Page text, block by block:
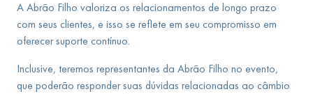
A Abrão Filho valoriza os relacionamentos de longo prazo
com seus clientes, e isso se reflete em seu compromisso em
oferecer suporte contínuo.
Inclusive, teremos representantes da Abrão Filho no evento,
que poderão responder suas dúvidas relacionadas ao câmbio